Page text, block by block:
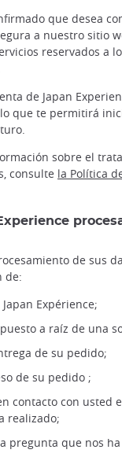
que desea
a nuestro sitio
reservados a
de Japan
que te permitirá
sobre el
consulte la Política
de sus
de:
Expérience;
a raíz de una
de su pedido;
de su pedido ;
contacto con usted
realizado;
pregunta que nos